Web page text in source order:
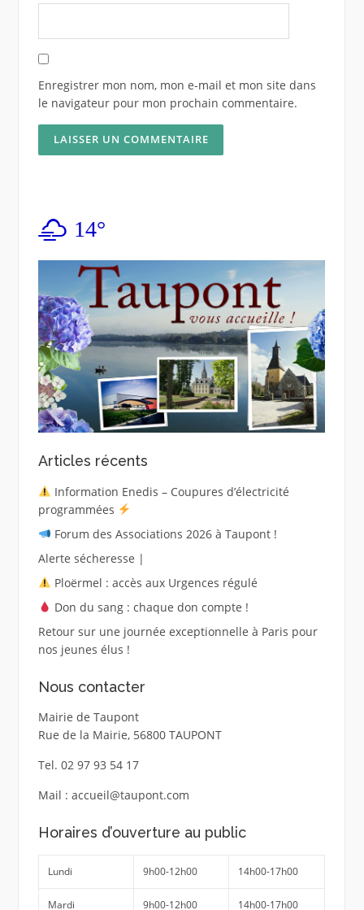
Enregistrer mon nom, mon e-mail et mon site dans
le navigateur pour mon prochain commentaire.
14°
Articles récents
Information Enedis – Coupures d’électricité
programmées
Forum des Associations 2026 à Taupont !
Alerte sécheresse |
Ploërmel : accès aux Urgences régulé
Don du sang : chaque don compte !
Retour sur une journée exceptionnelle à Paris pour
nos jeunes élus !
Nous contacter
Mairie de Taupont
Rue de la Mairie, 56800 TAUPONT
Tel. 02 97 93 54 17
Mail : accueil@taupont.com
Horaires d’ouverture au public
Lundi 9h00-12h00 14h00-17h00
Mardi 9h00-12h00 14h00-17h00